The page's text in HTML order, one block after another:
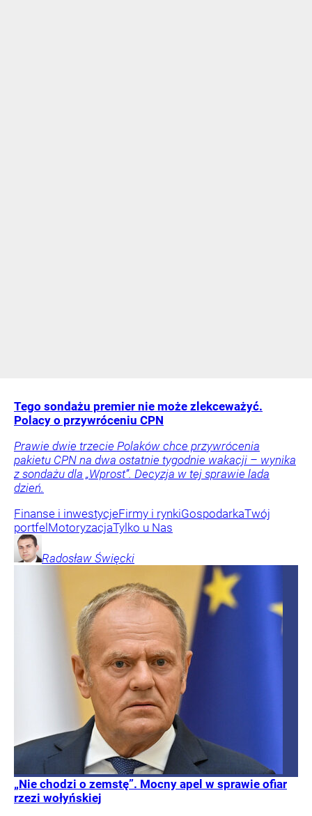
Tego sondażu premier nie może zlekceważyć.
Polacy o przywróceniu CPN
Prawie dwie trzecie Polaków chce przywrócenia
pakietu CPN na dwa ostatnie tygodnie wakacji – wynika
z sondażu dla „Wprost”. Decyzja w tej sprawie lada
dzień.
Finanse i inwestycjeFirmy i rynkiGospodarkaTwój
portfel MotoryzacjaTylko u Nas
Radosław Święcki
„Nie chodzi o zemstę”. Mocny apel w sprawie ofiar
rzezi wołyńskiej